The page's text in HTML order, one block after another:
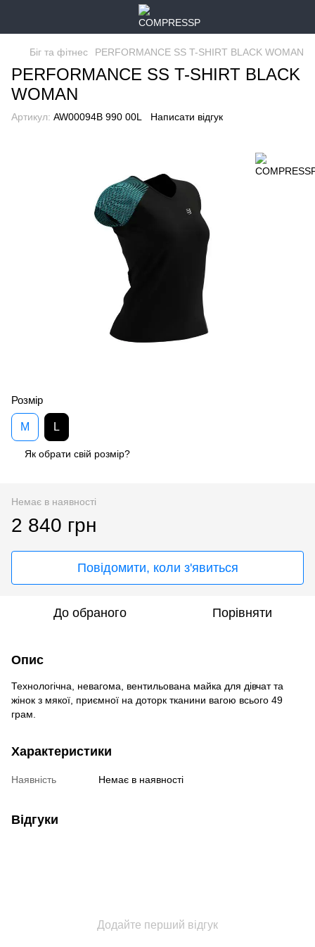
Біг та фітнес PERFORMANCE SS T-SHIRT BLACK WOMAN
PERFORMANCE SS T-SHIRT BLACK
WOMAN
Артикул: AW00094B 990 00L Написати відгук
Розмір
M L
Як обрати свій розмір?
Немає в наявності
2 840 грн
Повідомити, коли з'явиться
До обраного Порівняти
Опис
Технологічна, невагома, вентильована майка для дівчат та
жінок з мякої, приємної на доторк тканини вагою всього 49
грам.
Характеристики
Наявність Немає в наявності
Відгуки
Додайте перший відгук